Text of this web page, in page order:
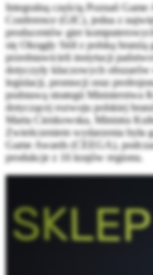
Integralną częścią Poznań
Conference (GIC), jedna z
producentów gier
się Okrągły Stół z polską
przedstawicieli instytucji
dotyczyły kluczowych
legislacji, promocji oraz
podstawą strategii Ministerstwa
dotyczącej rozwoju polskiej
Marta Cienkowska, Ministra
Zwieńczeniem wydarzenia
Game Awards (CEEGA),
produkcje z 16 krajów regionu.